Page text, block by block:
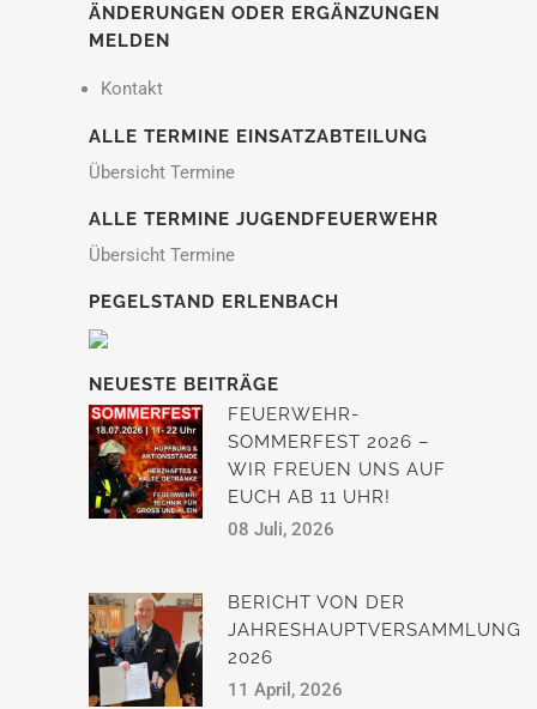
ÄNDERUNGEN ODER ERGÄNZUNGEN
MELDEN
Kontakt
ALLE TERMINE EINSATZABTEILUNG
Übersicht Termine
ALLE TERMINE JUGENDFEUERWEHR
Übersicht Termine
PEGELSTAND ERLENBACH
NEUESTE BEITRÄGE
FEUERWEHR-
SOMMERFEST 2026 –
WIR FREUEN UNS AUF
EUCH AB 11 UHR!
08 Juli, 2026
BERICHT VON DER
JAHRESHAUPTVERSAMMLUNG
2026
11 April, 2026